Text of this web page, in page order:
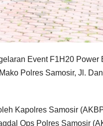
Event F1H20 Power
Polres Samosir, Jl.
Kapolres Samosir
Ops Polres Samosir